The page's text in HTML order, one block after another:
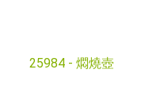
25984 - 燜燒壺